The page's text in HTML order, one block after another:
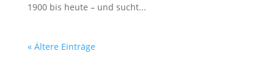
1900 bis heute – und sucht...
« Ältere Einträge